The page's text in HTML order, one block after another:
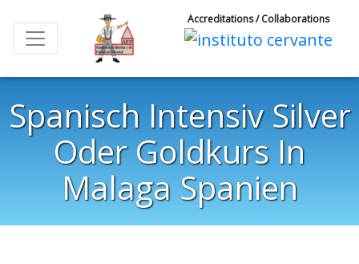
Accreditations / Collaborations
Spanisch Intensiv Silver
Oder Goldkurs In
Malaga Spanien